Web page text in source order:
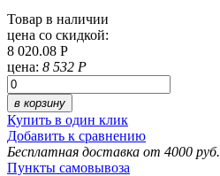
Товар в наличии
цена со скидкой:
8 020.08 Р
цена: 8 532 Р
в корзину
Купить в один клик
Добавить к сравнению
Бесплатная доставка от 4000 руб.
Пункты самовывоза